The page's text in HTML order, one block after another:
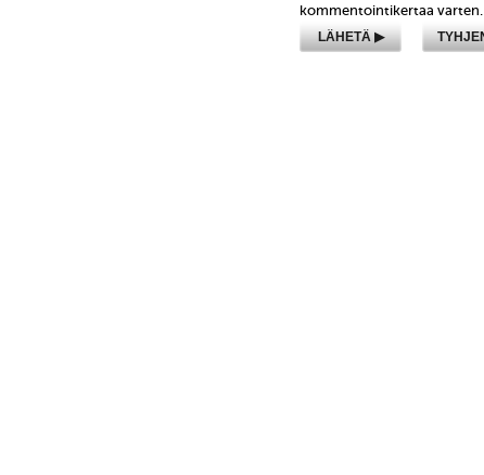
kommentointikertaa varten.